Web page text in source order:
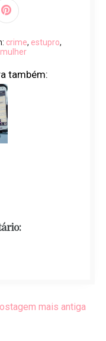
crime, estupro,
também:
mais antiga